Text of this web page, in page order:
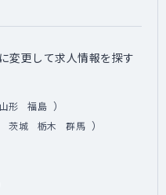
変更して求人情報を探す
山形 福島 ）
茨城 栃木 群馬 ）